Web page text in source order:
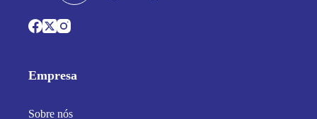
Empresa
Sobre nós